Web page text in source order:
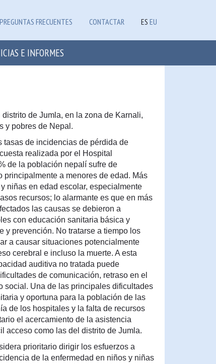
PREGUNTAS FRECUENTES CONTACTAR ES EU
E INFORMES
de Jumla, en la zona de Karnali,
y pobres de Nepal.
tasas de incidencias de pérdida de
realizada por el Hospital
de la población nepalí sufre de
a menores de edad. Más
niñas en edad escolar, especialmente
recursos; lo alarmante es que en más
las causas se debieron a
con educación sanitaria básica y
y prevención. No tratarse a tiempo los
a causar situaciones potencialmente
cerebral e incluso la muerte. A esta
auditiva no tratada puede
de comunicación, retraso en el
social. Una de las principales dificultades
y oportuna para la población de las
de los hospitales y la falta de recursos
el acercamiento de la asistencia
acceso como las del distrito de Jumla.
prioritario dirigir los esfuerzos a
de la enfermedad en niños y niñas